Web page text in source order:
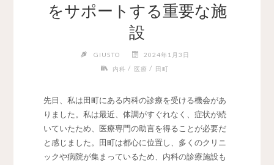
をサポートする重要な施
設
GIUSTO
2024年1月3日
内科 / 医療 / 田町
先日、私は田町にある内科の診療を受ける機会があ
りました。 私は最近、体調がすぐれなく、症状が続
いていたため、医療専門の助言を得ることが必要だ
と感じました。田町は都心に位置し、多くのクリニ
ックや病院が集まっているため、内科の診療施設も